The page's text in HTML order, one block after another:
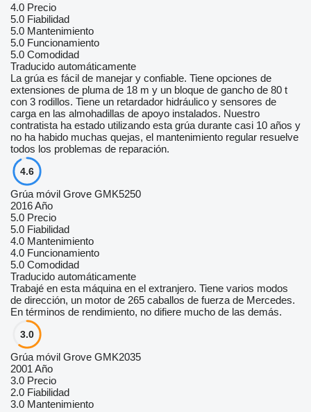
4.0 Precio
5.0 Fiabilidad
5.0 Mantenimiento
5.0 Funcionamiento
5.0 Comodidad
Traducido automáticamente
La grúa es fácil de manejar y confiable. Tiene opciones de
extensiones de pluma de 18 m y un bloque de gancho de 80 t
con 3 rodillos. Tiene un retardador hidráulico y sensores de
carga en las almohadillas de apoyo instalados. Nuestro
contratista ha estado utilizando esta grúa durante casi 10 años y
no ha habido muchas quejas, el mantenimiento regular resuelve
todos los problemas de reparación.
4.6
Grúa móvil Grove GMK5250
2016 Año
5.0 Precio
5.0 Fiabilidad
4.0 Mantenimiento
4.0 Funcionamiento
5.0 Comodidad
Traducido automáticamente
Trabajé en esta máquina en el extranjero. Tiene varios modos
de dirección, un motor de 265 caballos de fuerza de Mercedes.
En términos de rendimiento, no difiere mucho de las demás.
3.0
Grúa móvil Grove GMK2035
2001 Año
3.0 Precio
2.0 Fiabilidad
3.0 Mantenimiento